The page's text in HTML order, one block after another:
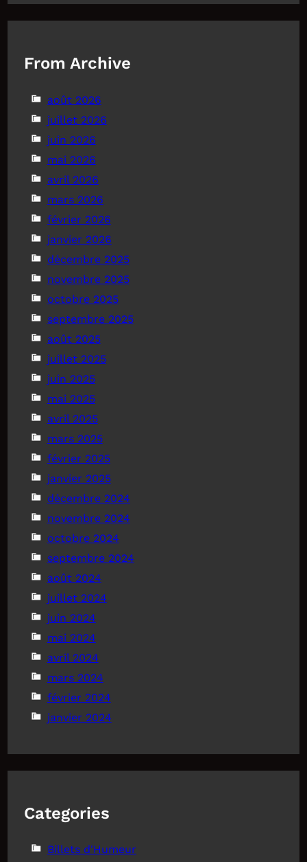
From Archive
août 2026
juillet 2026
juin 2026
mai 2026
avril 2026
mars 2026
février 2026
janvier 2026
décembre 2025
novembre 2025
octobre 2025
septembre 2025
août 2025
juillet 2025
juin 2025
mai 2025
avril 2025
mars 2025
février 2025
janvier 2025
décembre 2024
novembre 2024
octobre 2024
septembre 2024
août 2024
juillet 2024
juin 2024
mai 2024
avril 2024
mars 2024
février 2024
janvier 2024
Categories
Billets d'Humeur